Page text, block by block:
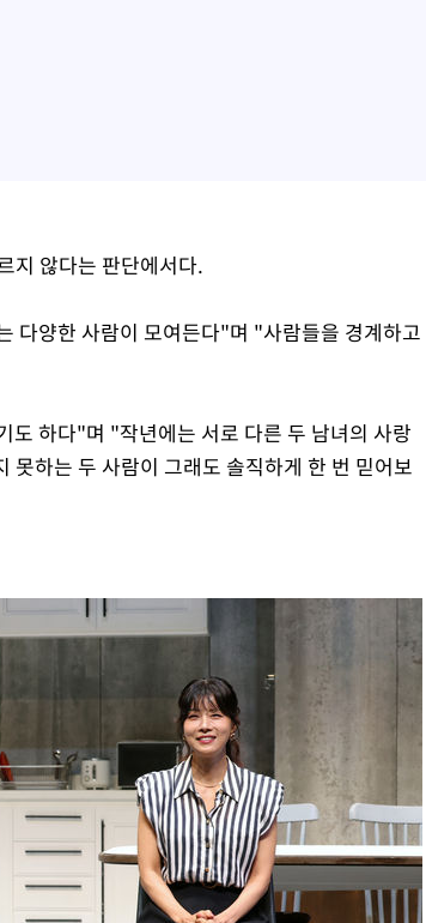
지 않다는 판단에서다.
다양한 사람이 모여든다"며 "사람들을 경계하고
도 하다"며 "작년에는 서로 다른 두 남녀의 사랑
못하는 두 사람이 그래도 솔직하게 한 번 믿어보